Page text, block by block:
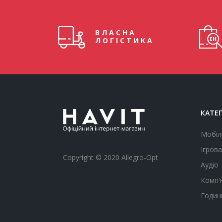
ВЛАСНА
ЛОГІСТИКА
Copyright © 2020 Allegro-Opt
Аудіо